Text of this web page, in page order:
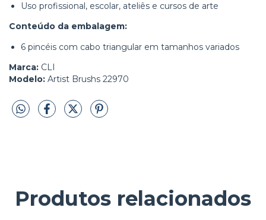
Uso profissional, escolar, ateliês e cursos de arte
Conteúdo da embalagem:
6 pincéis com cabo triangular em tamanhos variados
Marca: CLI
Modelo: Artist Brushs 22970
Produtos relacionados